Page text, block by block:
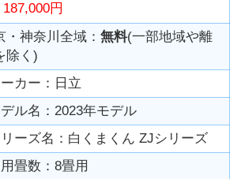
187,000円
・神奈川全域：無料(一部地域や離
除く)
カー：日立
ル名：2023年モデル
ーズ名：白くまくん ZJシリーズ
畳数：8畳用